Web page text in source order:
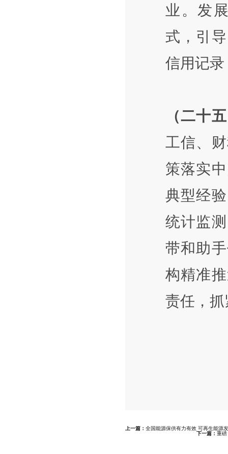
业。发
式，引
信用记
（二十
工信、
策落实
典型经
统计监
带和助
构精准
责任，
上一篇： 全国能源保供有力有效 可再生能源
下一篇： 重磅